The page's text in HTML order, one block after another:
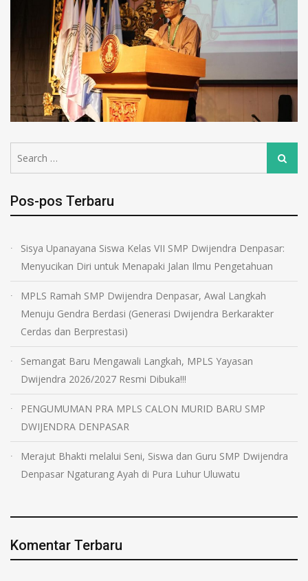
Pos-pos Terbaru
Sisya Upanayana Siswa Kelas VII SMP Dwijendra Denpasar:
Menyucikan Diri untuk Menapaki Jalan Ilmu Pengetahuan
MPLS Ramah SMP Dwijendra Denpasar, Awal Langkah
Menuju Gendra Berdasi (Generasi Dwijendra Berkarakter
Cerdas dan Berprestasi)
Semangat Baru Mengawali Langkah, MPLS Yayasan
Dwijendra 2026/2027 Resmi Dibuka!!!
PENGUMUMAN PRA MPLS CALON MURID BARU SMP
DWIJENDRA DENPASAR
Merajut Bhakti melalui Seni, Siswa dan Guru SMP Dwijendra
Denpasar Ngaturang Ayah di Pura Luhur Uluwatu
Komentar Terbaru